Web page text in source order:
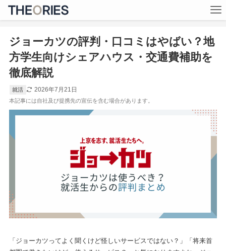
ジョーカツの評判・口コミはやばい？地
方学生向けシェアハウス・交通費補助を
徹底解説
就活 2026年7月21日
「ジョーカツってよく聞くけど怪しいサービスではない？」「将来首